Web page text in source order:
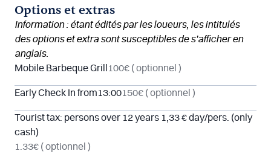
Options et extras
Information : étant édités par les loueurs, les intitulés
des options et extra sont susceptibles de s’afficher en
anglais.
Mobile Barbeque Grill
100€ ( optionnel )
Early Check In from13:00150€ ( optionnel )
Tourist tax: persons over 12 years 1,33 € day/pers. (only
cash)
1.33€ ( optionnel )